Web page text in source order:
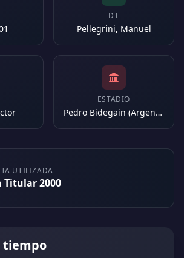
DT
Pellegrini, Manuel
ESTADIO
Pedro Bidegain (Argentina)
UTILIZADA
Titular 2000
tiempo